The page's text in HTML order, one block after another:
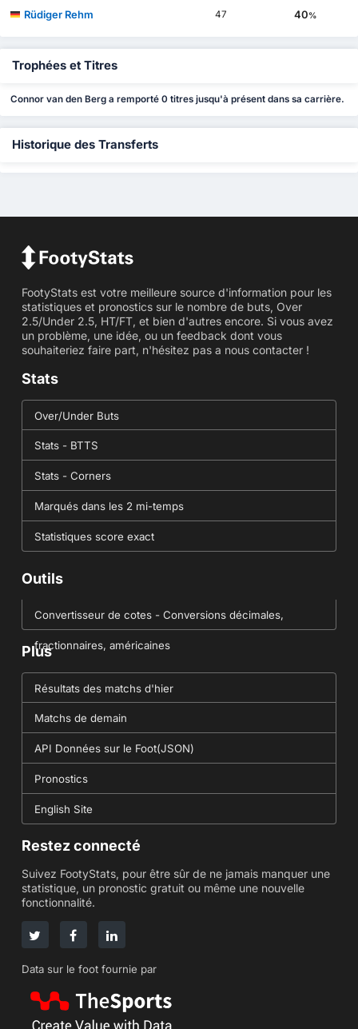
Rüdiger Rehm 47 40%
Trophées et Titres
Connor van den Berg a remporté 0 titres jusqu'à présent dans sa carrière.
Historique des Transferts
FootyStats est votre meilleure source d'information pour les
statistiques et pronostics sur le nombre de buts, Over
2.5/Under 2.5, HT/FT, et bien d'autres encore. Si vous avez
un problème, une idée, ou un feedback dont vous
souhaiteriez faire part, n'hésitez pas a nous contacter !
Stats
Over/Under Buts
Stats - BTTS
Stats - Corners
Marqués dans les 2 mi-temps
Statistiques score exact
Outils
Convertisseur de cotes - Conversions décimales,
fractionnaires, américaines
Plus
Résultats des matchs d'hier
Matchs de demain
API Données sur le Foot(JSON)
Pronostics
English Site
Restez connecté
Suivez FootyStats, pour être sûr de ne jamais manquer une
statistique, un pronostic gratuit ou même une nouvelle
fonctionnalité.
Data sur le foot fournie par